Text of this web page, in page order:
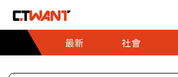
最新
社會